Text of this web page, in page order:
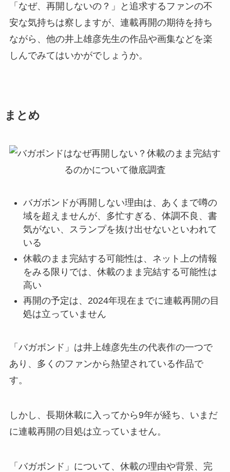
「なぜ、再開しないの？」と追求するファンの不
安な気持ちは察しますが、連載再開の期待を持ち
ながら、他の井上雄彦先生の作品や画集などを楽
しんでみてはいかがでしょうか。
まとめ
バガボンドが再開しない理由は、 あくまで噂の
域を超えませんが、多忙すぎる、体調不良、書
気がない、スランプを抜け出せないといわれて
いる
休載のまま完結する可能性は、ネット上の情報
をみる限りでは、 休載のまま完結する可能性は
高い
再開の予定は、 2024年現在までに連載再開の目
処は立っていません
「バガボンド」は井上雄彦先生の代表作の一つで
あり、多くのファンから熱望されている作品で
す。
しかし、長期休載に入ってから9年が経ち、 いまだ
に連載再開の目処は立っていません。
「バガボンド」について、休載の理由や背景、完